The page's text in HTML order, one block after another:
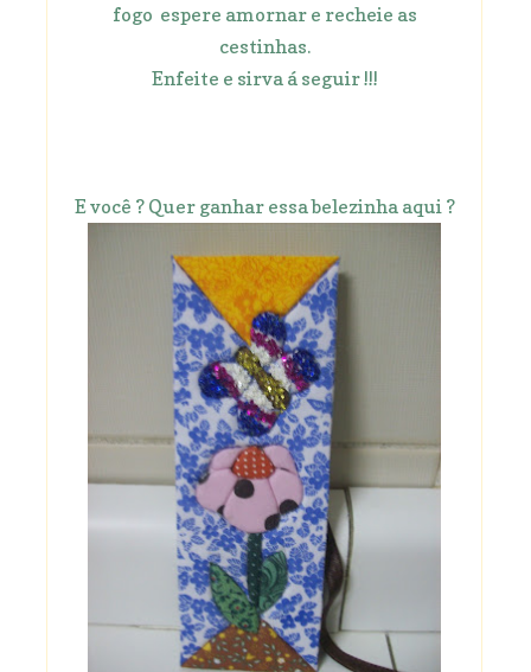
fogo espere amornar e recheie as
cestinhas.
Enfeite e sirva á seguir !!!
E você ? Quer ganhar essa belezinha aqui ?